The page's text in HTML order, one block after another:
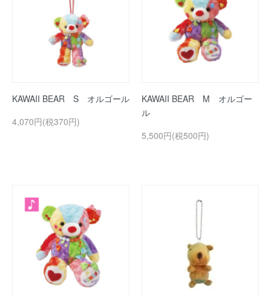
KAWAII BEAR S オルゴール
4,070円(税370円)
KAWAII BEAR M オルゴー
ル
5,500円(税500円)